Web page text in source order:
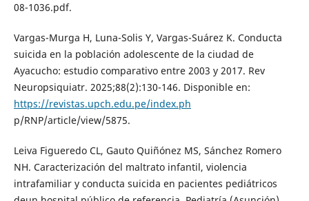
08-1036.pdf.
Vargas-Murga H, Luna-Solis Y, Vargas-Suárez K. Conducta
suicida en la población adolescente de la ciudad de
Ayacucho: estudio comparativo entre 2003 y 2017. Rev
Neuropsiquiatr. 2025;88(2):130-146. Disponible en:
https://revistas.upch.edu.pe/index.ph
p/RNP/article/view/5875.
Leiva Figueredo CL, Gauto Quiñónez MS, Sánchez Romero
NH. Caracterización del maltrato infantil, violencia
intrafamiliar y conducta suicida en pacientes pediátricos